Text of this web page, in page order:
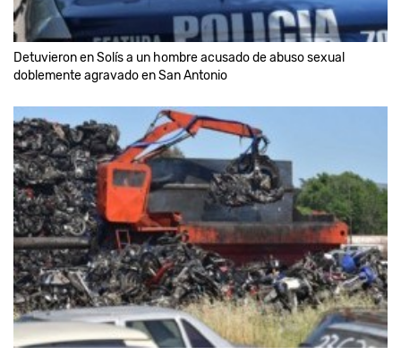
Detuvieron en Solís a un hombre acusado de abuso sexual
doblemente agravado en San Antonio